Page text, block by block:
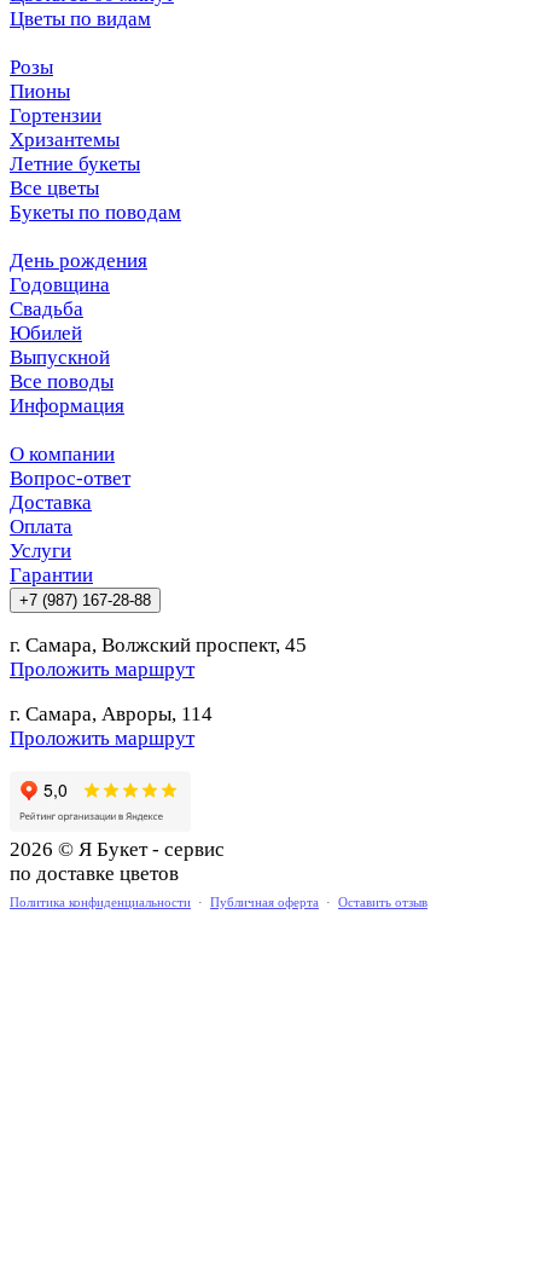
Цветы по видам
Розы
Пионы
Гортензии
Хризантемы
Летние букеты
Все цветы
Букеты по поводам
День рождения
Годовщина
Свадьба
Юбилей
Выпускной
Все поводы
Информация
О компании
Вопрос-ответ
Доставка
Оплата
Услуги
Гарантии
+7 (987) 167-28-88
г. Самара, Волжский проспект, 45
Проложить маршрут
г. Самара, Авроры, 114
Проложить маршрут
2026 © Я Букет - сервис
по доставке цветов
Политика конфиденциальности · Публичная оферта · Оставить отзыв